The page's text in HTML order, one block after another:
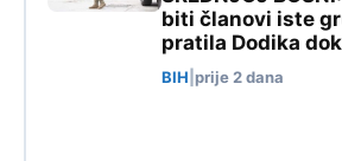
biti članovi iste
pratila Dodika
BIH prije 2 dana